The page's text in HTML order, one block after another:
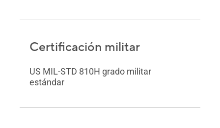
Certificación militar
US MIL-STD 810H grado militar
estándar